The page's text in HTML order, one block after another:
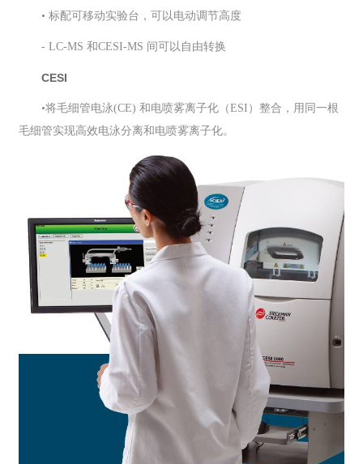
• 标配可移动实验台，可以电动调节高度
- LC-MS 和CESI-MS 间可以自由转换
CESI
•将毛细管电泳(CE) 和电喷雾离子化（ESI）整合，用同一根
毛细管实现高效电泳分离和电喷雾离子化。